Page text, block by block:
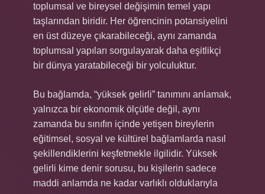
toplumsal ve bireysel değişimin temel yapı
taşlarından biridir. Her öğrencinin potansiyelini
en üst düzeye çıkarabileceği, aynı zamanda
toplumsal yapıları sorgulayarak daha eşitlikçi
bir dünya yaratabileceği bir yolculuktur.
Bu bağlamda, “yüksek gelirli” tanımını anlamak,
yalnızca bir ekonomik ölçütle değil, aynı
zamanda bu sınıfın içinde yetişen bireylerin
eğitimsel, sosyal ve kültürel bağlamlarda nasıl
şekillendiklerini keşfetmekle ilgilidir. Yüksek
gelirli kime denir sorusu, bu kişilerin sadece
maddi anlamda ne kadar varlıklı olduklarıyla